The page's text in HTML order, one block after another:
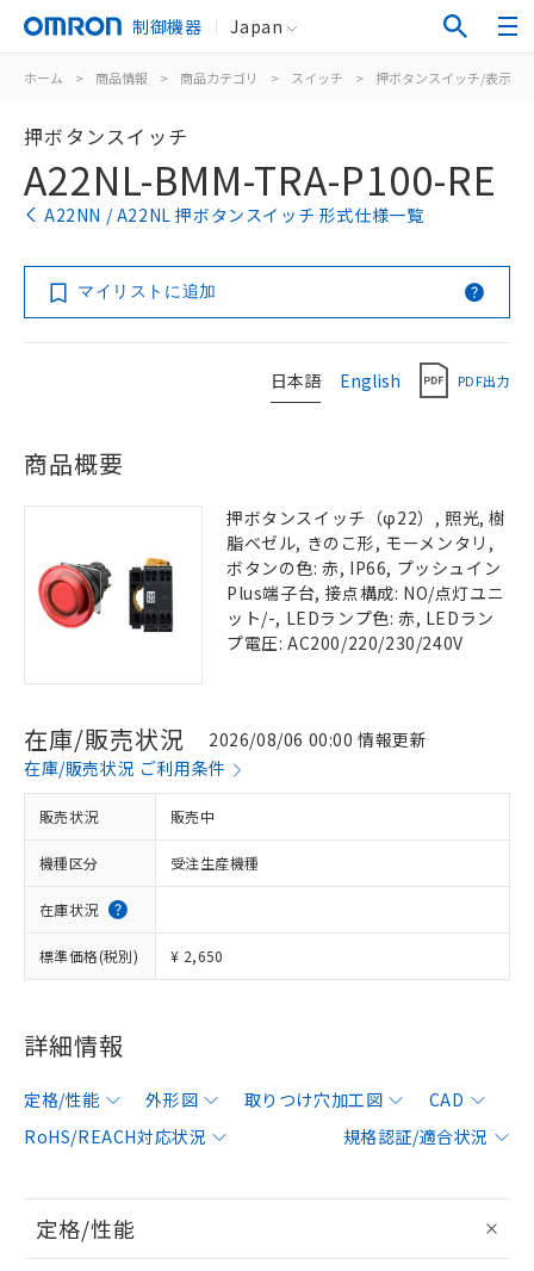
制御機器 Japan
ホーム > 商品情報 > 商品カテゴリ > スイッチ > 押ボタンスイッチ/表示灯
押ボタンスイッチ
A22NL-BMM-TRA-P100-RE
A22NN / A22NL 押ボタンスイッチ 形式仕様一覧
マイリストに追加
日本語 English PDF出力
商品概要
押ボタンスイッチ（φ22）, 照光, 樹
脂ベゼル, きのこ形, モーメンタリ,
ボタンの色: 赤, IP66, プッシュイン
Plus端子台, 接点構成: NO/点灯ユニ
ット/-, LEDランプ色: 赤, LEDラン
プ電圧: AC200/220/230/240V
在庫/販売状況
2026/08/06 00:00 情報更新
在庫/販売状況 ご利用条件
販売状況 販売中
機種区分 受注生産機種
在庫状況
標準価格(税別) ¥ 2,650
詳細情報
定格/性能 外形図 取りつけ穴加工図
CAD
RoHS/REACH対応状況
規格認証/適合状況
定格/性能